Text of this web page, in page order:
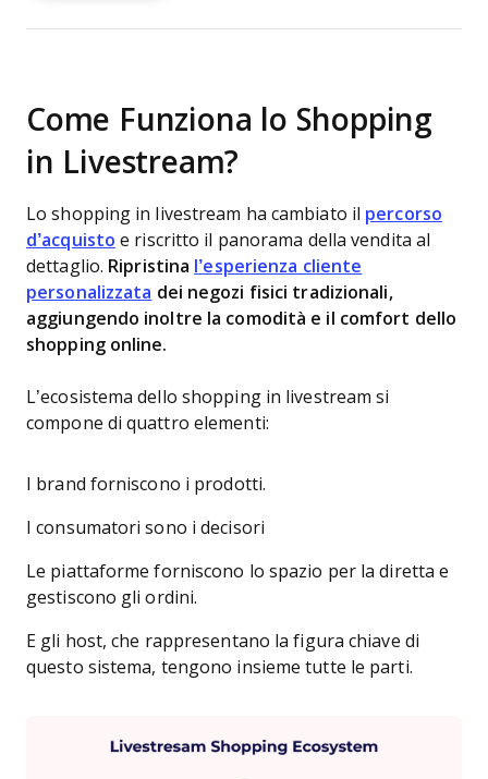
Come Funziona lo Shopping
in Livestream?
Lo shopping in livestream ha cambiato il percorso
d’acquisto e riscritto il panorama della vendita al
dettaglio. Ripristina l’esperienza cliente
personalizzata dei negozi fisici tradizionali,
aggiungendo inoltre la comodità e il comfort dello
shopping online.
L’ecosistema dello shopping in livestream si
compone di quattro elementi:
I brand forniscono i prodotti.
I consumatori sono i decisori
Le piattaforme forniscono lo spazio per la diretta e
gestiscono gli ordini.
E gli host, che rappresentano la figura chiave di
questo sistema, tengono insieme tutte le parti.